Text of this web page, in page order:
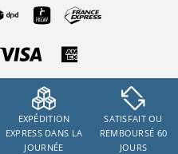
EXPÉDITION
EXPRESS DANS LA
JOURNÉE
SATISFAIT OU
REMBOURSÉ 60
JOURS